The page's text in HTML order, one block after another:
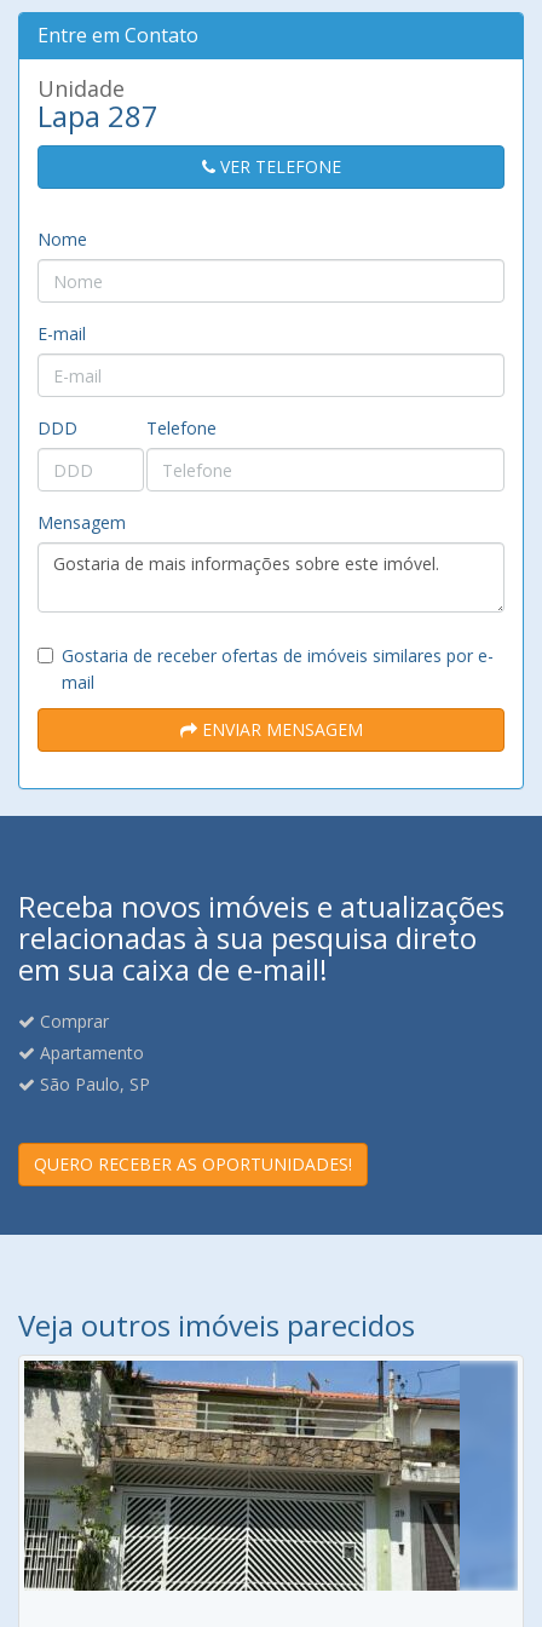
Entre em Contato
Unidade
Lapa 287
VER TELEFONE
Nome
E-mail
DDD Telefone
Mensagem
Gostaria de receber ofertas de imóveis similares por e-
mail
ENVIAR MENSAGEM
Receba novos imóveis e atualizações
relacionadas à sua pesquisa direto
em sua caixa de e-mail!
Comprar
Apartamento
São Paulo, SP
QUERO RECEBER AS OPORTUNIDADES!
Veja outros imóveis parecidos